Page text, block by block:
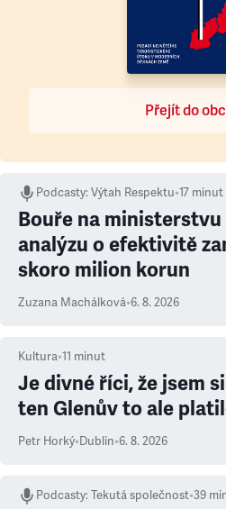
Přejít do
Podcasty:Výtah Respektu•17 minut
Bouře na
analýzu o efektivitě
skoro milion korun
Zuzana Machálková•6. 8. 2026
Kultura•11 minut
Je divné říci, že jsem
ten Glenův to ale
Petr Horký•Dublin•6. 8. 2026
Podcasty:Tekutá společnost•39